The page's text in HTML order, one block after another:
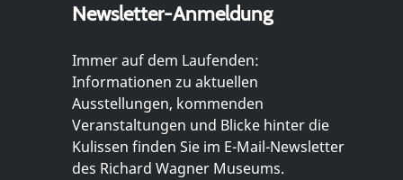
Newsletter-Anmeldung
Immer auf dem Laufenden:
Informationen zu aktuellen
Ausstellungen, kommenden
Veranstaltungen und Blicke hinter die
Kulissen finden Sie im E-Mail-Newsletter
des Richard Wagner Museums.